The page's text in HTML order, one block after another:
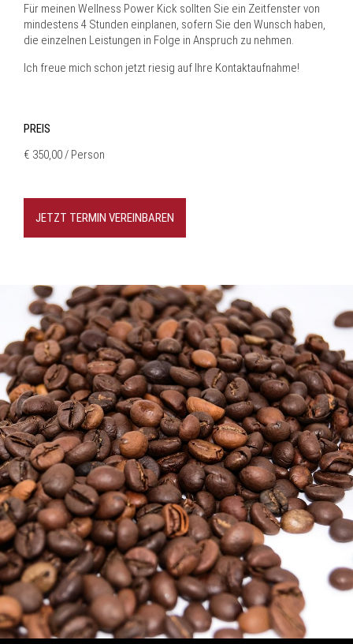
Für meinen Wellness Power Kick sollten Sie ein Zeitfenster von
mindestens 4 Stunden einplanen, sofern Sie den Wunsch haben,
die einzelnen Leistungen in Folge in Anspruch zu nehmen.
Ich freue mich schon jetzt riesig auf Ihre Kontaktaufnahme!
PREIS
€ 350,00 / Person
JETZT TERMIN VEREINBAREN